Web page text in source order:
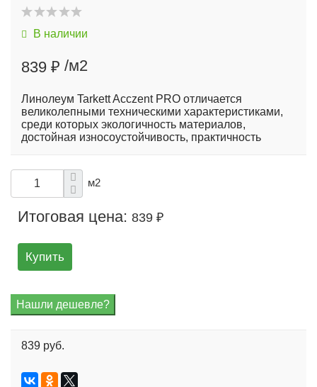
В наличии
839 ₽ /м2
Линолеум Tarkett Acczent PRO отличается
великолепными техническими характеристиками,
среди которых экологичность материалов,
достойная износоустойчивость, практичность
м2
Итоговая цена: 839 ₽
Купить
839 руб.